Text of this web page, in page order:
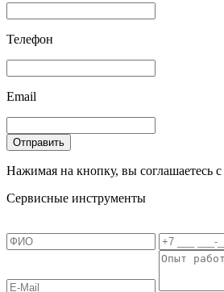
Телефон
Email
Отправить
Нажимая на кнопку, вы соглашаетесь с
Сервисные инструменты